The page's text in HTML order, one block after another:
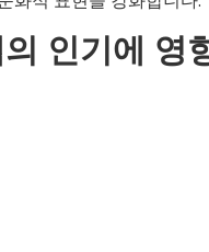
인기에 영